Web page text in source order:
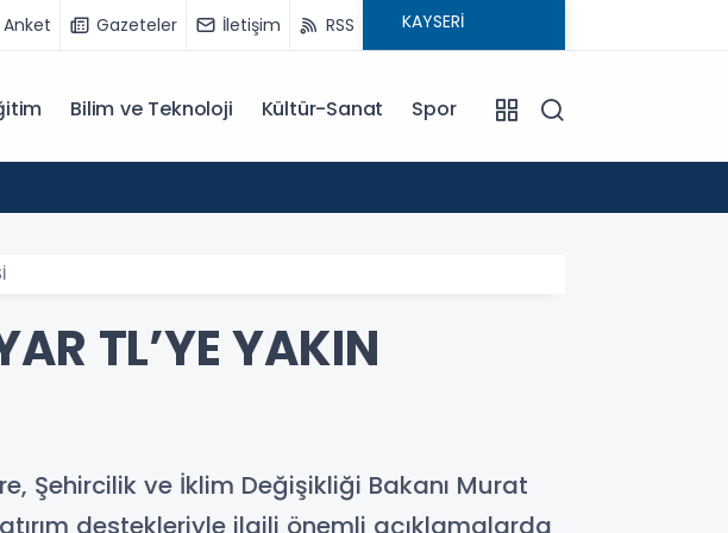
Anket Gazeteler İletişim RSS
Bilim ve Teknoloji Kültür-Sanat Spor
TL’YE YAKIN
Şehircilik ve İklim Değişikliği Bakanı Murat
destekleriyle ilgili önemli açıklamalarda